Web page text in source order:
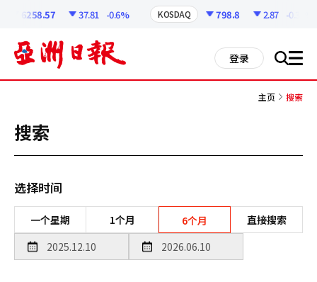
6258.57 37.81 -0.6% KOSDAQ 798.8 2.87 -0.36%
登录 搜 all
主页 搜索
搜索
选择时间
一个星期 1个月 6个月 直接搜索